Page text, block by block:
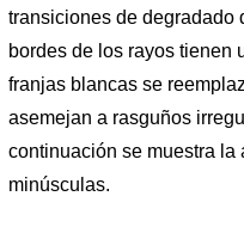
transiciones de degradado
bordes de los rayos tienen
franjas blancas se
asemejan a rasguños
continuación se muestra la
minúsculas.